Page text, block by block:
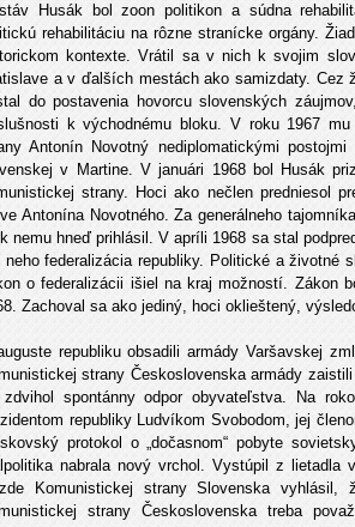
Husák bol zoon politikon a súdna
rehabilitáciu na rôzne stranícke orgány.
kontexte. Vrátil sa v nich k svojim
a v ďalších mestách ako samizdaty. Cez
do postavenia hovorcu slovenských
k východnému bloku. V roku 1967
Antonín Novotný nediplomatickými
v Martine. V januári 1968 bol Husák
strany. Hoci ako nečlen predniesol
Antonína Novotného. Za generálneho
nemu hneď prihlásil. V apríli 1968 sa stal
neho federalizácia republiky. Politické a životné
o federalizácii išiel na kraj možností. Zákon
Zachoval sa ako jediný, hoci oklieštený,
republiku obsadili armády Varšavskej
strany Československa armády
spontánny odpor obyvateľstva. Na
republiky Ludvíkom Svobodom, jej
protokol o „dočasnom“ pobyte
nabrala nový vrchol. Vystúpil z lietadla
Komunistickej strany Slovenska vyhlásil,
strany Československa treba